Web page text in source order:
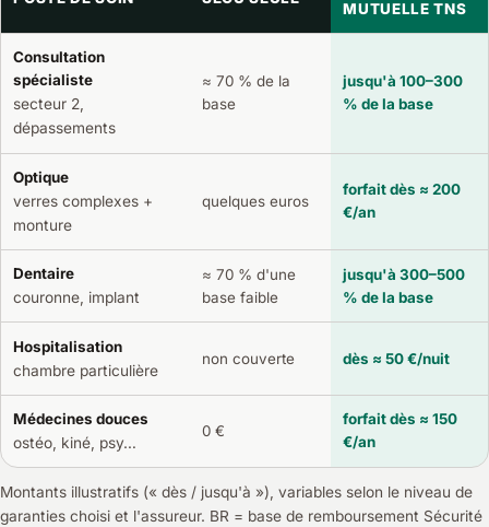
MUTUELLE TNS
Consultation
spécialiste
secteur 2,
dépassements
≈ 70 % de la
base
jusqu'à 100–300
% de la base
Optique
verres complexes +
monture
quelques euros
forfait dès ≈ 200
€/an
Dentaire
couronne, implant
≈ 70 % d'une
base faible
jusqu'à 300–500
% de la base
Hospitalisation
chambre particulière
non couverte dès ≈ 50 €/nuit
Médecines douces
ostéo, kiné, psy…
0 €
forfait dès ≈ 150
€/an
Montants illustratifs (« dès / jusqu'à »), variables selon le niveau de
garanties choisi et l'assureur. BR = base de remboursement Sécurité